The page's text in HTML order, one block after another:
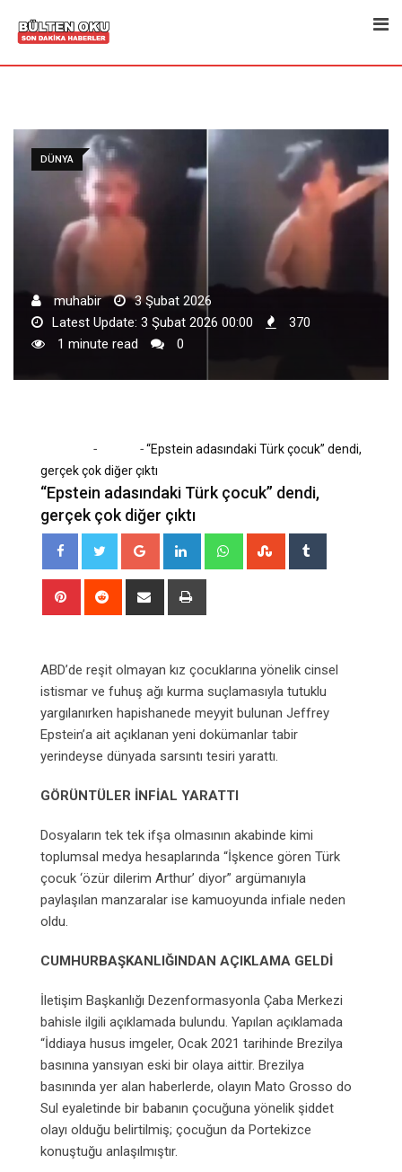
DÜNYA
muhabir
3 Şubat 2026
Latest Update: 3 Şubat 2026 00:00
370
1 minute read
0
- -“Epstein adasındaki Türk çocuk” dendi,
gerçek çok diğer çıktı
“Epstein adasındaki Türk çocuk” dendi,
gerçek çok diğer çıktı
Google+ LinkedIn WhatsappStumbleUpon
Pinterest Reddit
Share
ABD’de reşit olmayan kız çocuklarına yönelik cinsel
istismar ve fuhuş ağı kurma suçlamasıyla tutuklu
yargılanırken hapishanede meyyit bulunan Jeffrey
Epstein’a ait açıklanan yeni dokümanlar tabir
yerindeyse dünyada sarsıntı tesiri yarattı.
GÖRÜNTÜLER İNFİAL YARATTI
Dosyaların tek tek ifşa olmasının akabinde kimi
toplumsal medya hesaplarında “İşkence gören Türk
çocuk ‘özür dilerim Arthur’ diyor” argümanıyla
paylaşılan manzaralar ise kamuoyunda infiale neden
oldu.
CUMHURBAŞKANLIĞINDAN AÇIKLAMA GELDİ
İletişim Başkanlığı Dezenformasyonla Çaba Merkezi
bahisle ilgili açıklamada bulundu. Yapılan açıklamada
“İddiaya husus imgeler, Ocak 2021 tarihinde Brezilya
basınına yansıyan eski bir olaya aittir. Brezilya
basınında yer alan haberlerde, olayın Mato Grosso do
Sul eyaletinde bir babanın çocuğuna yönelik şiddet
olayı olduğu belirtilmiş; çocuğun da Portekizce
konuştuğu anlaşılmıştır.